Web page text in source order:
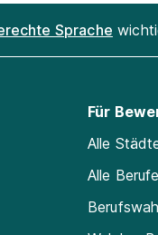
Sprache
Für
Alle
Alle Berufe